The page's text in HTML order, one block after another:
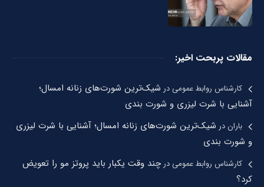
مقالات پربحت اخیر:
کارشناس روابط عمومیدر شیک‌ترین شورت‌های زنانه امسال؛
آشنایی با شرت لیزری و شورت بندی
باراندر شیک‌ترین شورت‌های زنانه امسال؛ آشنایی با شرت لیزری
و شورت بندی
کارشناس روابط عمومیدرچند وقت یکبار باید پروتز مو را تعویض
کرد؟